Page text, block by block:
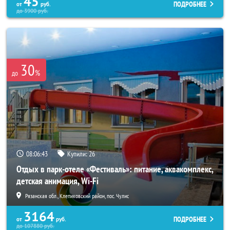
от
руб.
до3900руб.
ПОДРОБНЕЕ
до 30%
08:06:40 Купили:26
Отдых в парк-отеле «Фестиваль»: питание, аквакомплекс,
детская анимация, Wi-Fi
Рязанская обл., Клепиковский район, пос. Чулис
от 3164 руб.
до107880руб.
ПОДРОБНЕЕ